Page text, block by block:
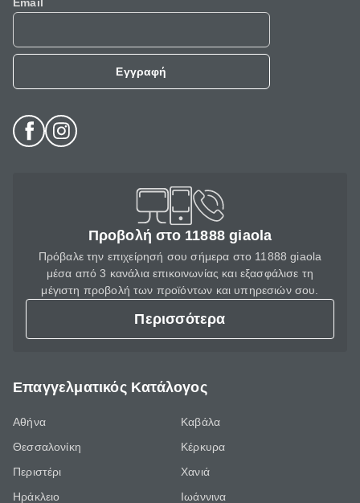
Εγγραφή
Προβολή στο 11888 giaola
Πρόβαλε την επιχείρησή σου σήμερα στο 11888 giaola
μέσα από 3 κανάλια επικοινωνίας και εξασφάλισε τη
μέγιστη προβολή των προϊόντων και υπηρεσιών σου.
Περισσότερα
Επαγγελματικός Κατάλογος
Αθήνα
Θεσσαλονίκη
Περιστέρι
Ηράκλειο
Καβάλα
Κέρκυρα
Χανιά
Ιωάννινα